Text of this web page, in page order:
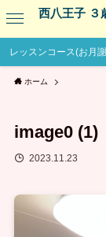
西八王子 ３
レッスンコース(お月
ホーム
image0 (1)
2023.11.23